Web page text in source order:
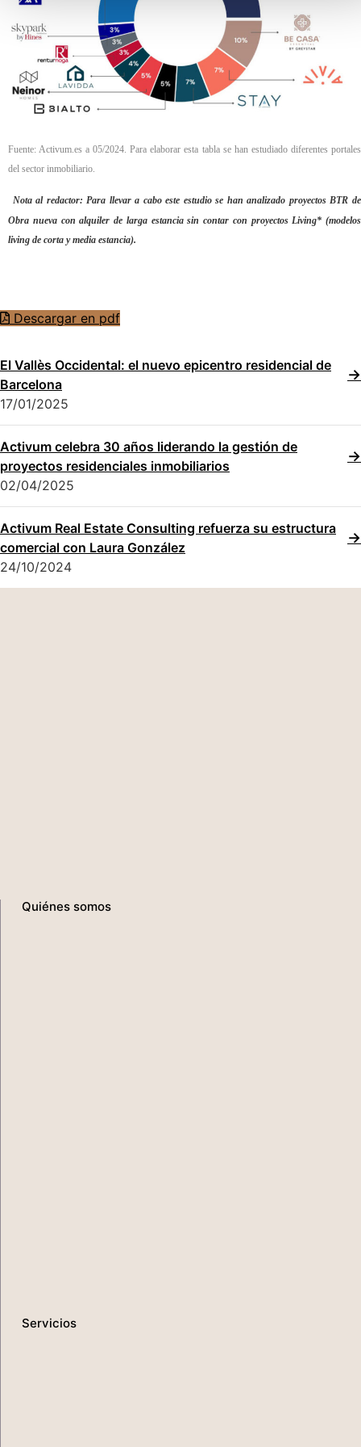
Fuente: Activum.es a 05/2024. Para elaborar esta tabla se han estudiado diferentes portales
del sector inmobiliario.
Nota al redactor: Para llevar a cabo este estudio se han analizado proyectos BTR de
Obra nueva con alquiler de larga estancia sin contar con proyectos Living* (modelos
living de corta y media estancia).
Descargar en pdf
El Vallès Occidental: el nuevo epicentro residencial de
Barcelona
17/01/2025
Activum celebra 30 años liderando la gestión de
proyectos residenciales inmobiliarios
02/04/2025
Activum Real Estate Consulting refuerza su estructura
comercial con Laura González
24/10/2024
Quiénes somos
Servicios